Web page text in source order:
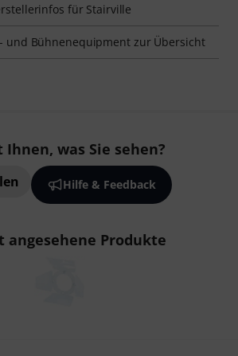
für Stairville
und Bühnenequipment zur Übersicht
Ihnen, was Sie sehen?
Hilfe & Feedback
angesehene Produkte